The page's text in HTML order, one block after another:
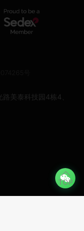
TOP
美泰科技园4栋4、